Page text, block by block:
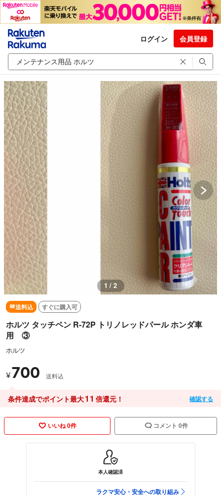
ログイン 会員登録
1 / 2
送料込 すぐに購入可
ホルツ タッチペン R-72P トリノレッドパール ホンダ車
用 ③
ホルツ
¥700 送料込
条件達成でポイント最大11 倍還元！ 確認する
いいね 0件 コメント 0件
本人確認済
ラクマ安心・安全への取り組み